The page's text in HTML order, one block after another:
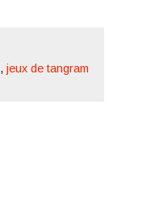
, jeux de tangram